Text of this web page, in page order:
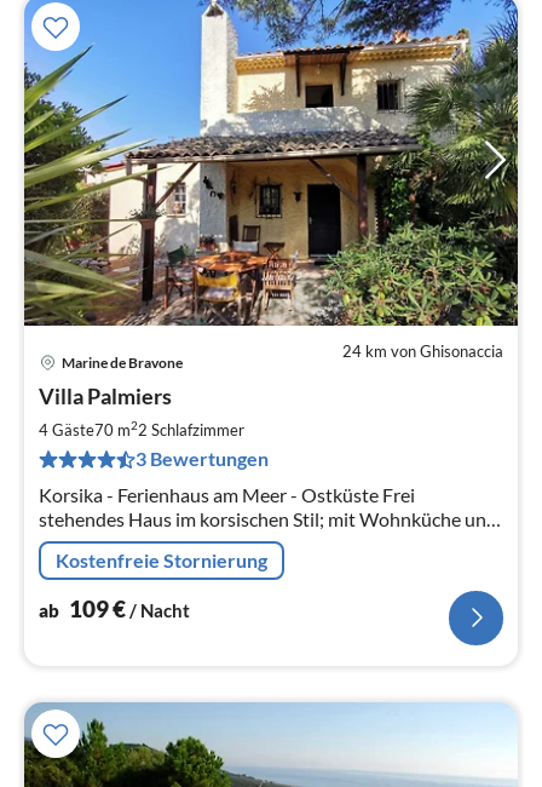
24 km von Ghisonaccia
Marine de Bravone
Villa Palmiers
4 Gäste70 m22 Schlafzimmer
3 Bewertungen
Korsika - Ferienhaus am Meer - Ostküste Frei
stehendes Haus im korsischen Stil; mit Wohnküche und
TV-Zimmer im Erdgeschoß, zwei Schlafzimmern sowie
Bad im 1.O.G. 30 m zum Strand
Kostenfreie Stornierung
ab 109€/ Nacht